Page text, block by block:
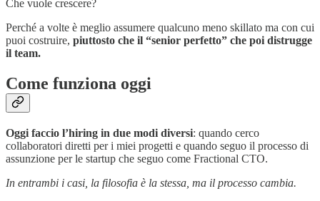
Che vuole crescere?
Perché a volte è meglio assumere qualcuno meno skillato ma con cui
puoi costruire, piuttosto che il “senior perfetto” che poi distrugge
il team.
Come funziona oggi
Oggi faccio l’hiring in due modi diversi: quando cerco
collaboratori diretti per i miei progetti e quando seguo il processo di
assunzione per le startup che seguo come Fractional CTO.
In entrambi i casi, la filosofia è la stessa, ma il processo cambia.